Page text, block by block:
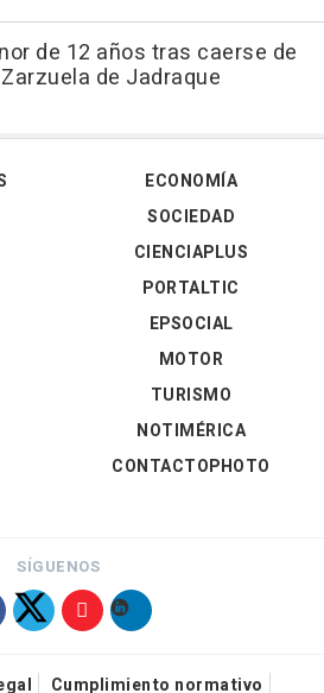
de 12 años tras caerse de
de Jadraque
ECONOMÍA
SOCIEDAD
CIENCIAPLUS
PORTALTIC
EPSOCIAL
MOTOR
TURISMO
NOTIMÉRICA
CONTACTOPHOTO
SÍGUENOS
Cumplimiento normativo